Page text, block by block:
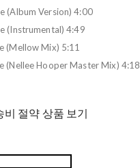
(Album Version) 4:00
(Instrumental) 4:49
(Mellow Mix) 5:11
(Nellee Hooper Master Mix) 4:18
비 절약 상품 보기